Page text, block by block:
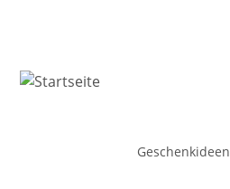
Geschenkideen